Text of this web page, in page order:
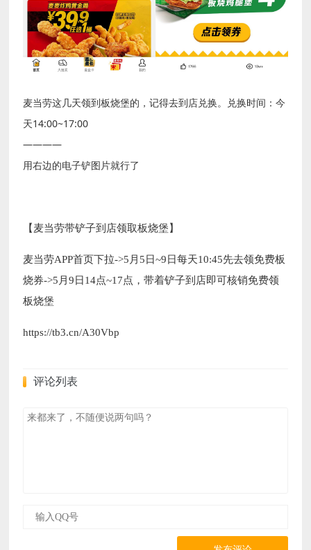
麦当劳这几天领到板烧堡的，记得去到店兑换。兑换时间：今
天14:00~17:00
————
用右边的电子铲图片就行了
【麦当劳带铲子到店领取板烧堡】
麦当劳APP首页下拉->5月5日~9日每天10:45先去领免费板
烧券->5月9日14点~17点，带着铲子到店即可核销免费领
板烧堡
https://tb3.cn/A30Vbp
评论列表